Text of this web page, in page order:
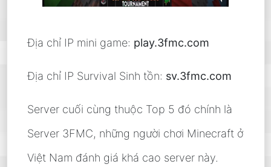
Địa chỉ IP mini game: play.3fmc.com
Địa chỉ IP Survival Sinh tồn: sv.3fmc.com
Server cuối cùng thuộc Top 5 đó chính là
Server 3FMC, những người chơi Minecraft ở
Việt Nam đánh giá khá cao server này.